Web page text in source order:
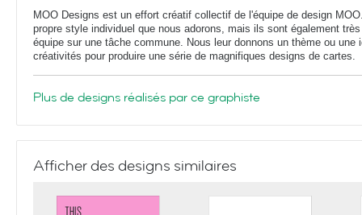
MOO Designs est un effort créatif collectif de l'équipe de design
propre style individuel que nous adorons, mais ils sont également
équipe sur une tâche commune. Nous leur donnons un thème ou une
créativités pour produire une série de magnifiques designs de cartes.
Plus de designs réalisés par ce graphiste
Afficher des designs similaires